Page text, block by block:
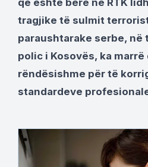
që është bërë në RTK
tragjike të sulmit
paraushtarake serbe, në
polic i Kosovës, ka marrë
rëndësishme për të
standardeve